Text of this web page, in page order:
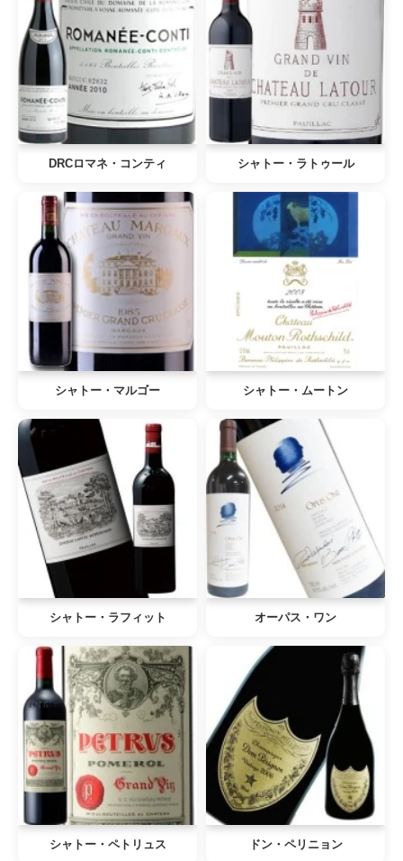
DRCロマネ・コンティ シャトー・ラトゥール
シャトー・マルゴー シャトー・ムートン
シャトー・ラフィット オーパス・ワン
シャトー・ペトリュス ドン・ペリニョン